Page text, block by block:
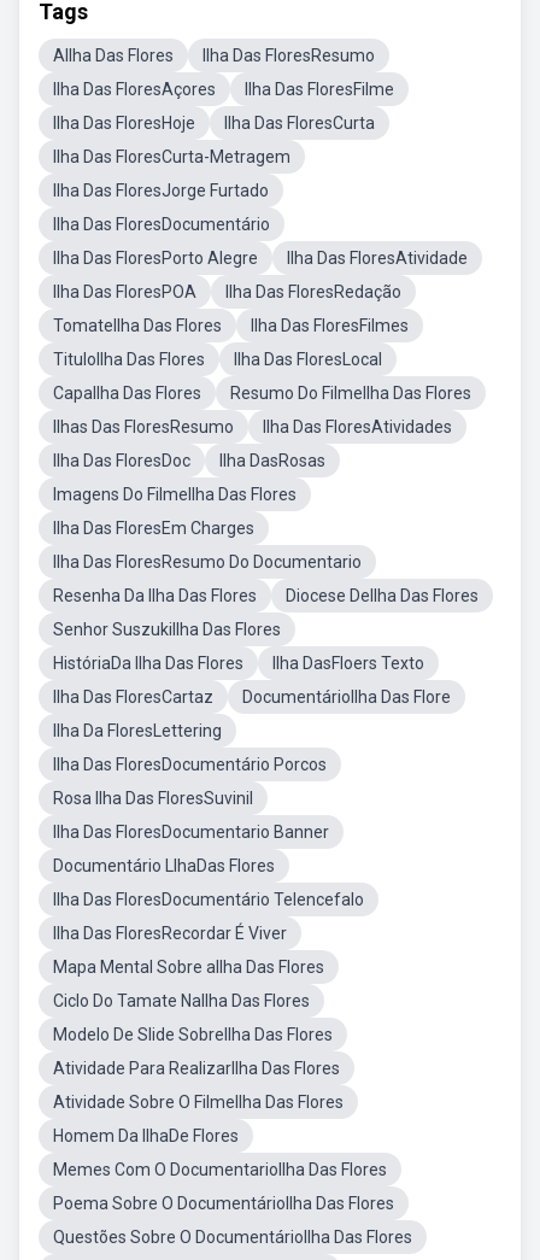
Tags
AIlha Das Flores
Ilha Das FloresResumo
Ilha Das FloresAçores
Ilha Das FloresFilme
Ilha Das FloresHoje
Ilha Das FloresCurta
Ilha Das FloresCurta-Metragem
Ilha Das FloresJorge Furtado
Ilha Das FloresDocumentário
Ilha Das FloresPorto Alegre
Ilha Das FloresAtividade
Ilha Das FloresPOA
Ilha Das FloresRedação
TomateIlha Das Flores
Ilha Das FloresFilmes
TituloIlha Das Flores
Ilha Das FloresLocal
CapaIlha Das Flores
Resumo Do FilmeIlha Das Flores
Ilhas Das FloresResumo
Ilha Das FloresAtividades
Ilha Das FloresDoc
Ilha DasRosas
Imagens Do FilmeIlha Das Flores
Ilha Das FloresEm Charges
Ilha Das FloresResumo Do Documentario
Resenha Da Ilha Das Flores
Diocese DeIlha Das Flores
Senhor SuszukiIlha Das Flores
HistóriaDa Ilha Das Flores
Ilha DasFloers Texto
Ilha Das FloresCartaz
DocumentárioIlha Das Flore
Ilha Da FloresLettering
Ilha Das FloresDocumentário Porcos
Rosa Ilha Das FloresSuvinil
Ilha Das FloresDocumentario Banner
Documentário LlhaDas Flores
Ilha Das FloresDocumentário Telencefalo
Ilha Das FloresRecordar É Viver
Mapa Mental Sobre aIlha Das Flores
Ciclo Do Tamate NaIlha Das Flores
Modelo De Slide SobreIlha Das Flores
Atividade Para RealizarIlha Das Flores
Atividade Sobre O FilmeIlha Das Flores
Homem Da IlhaDe Flores
Memes Com O DocumentarioIlha Das Flores
Poema Sobre O DocumentárioIlha Das Flores
Questões Sobre O DocumentárioIlha Das Flores